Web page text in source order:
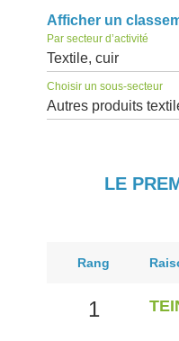
Afficher un
Par secteur d’activité
Textile, cuir
Choisir un sous-secteur
Autres produits
LE
Rang
1